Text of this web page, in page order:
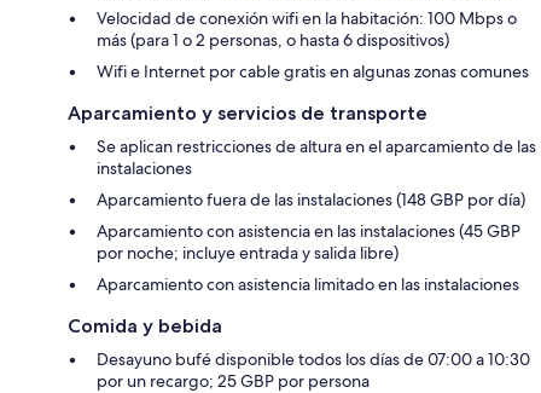
Velocidad de conexión wifi en la habitación: 100 Mbps o
más (para 1 o 2 personas, o hasta 6 dispositivos)
Wifi e Internet por cable gratis en algunas zonas comunes
Aparcamiento y servicios de transporte
Se aplican restricciones de altura en el aparcamiento de las
instalaciones
Aparcamiento fuera de las instalaciones (148 GBP por día)
Aparcamiento con asistencia en las instalaciones (45 GBP
por noche; incluye entrada y salida libre)
Aparcamiento con asistencia limitado en las instalaciones
Comida y bebida
Desayuno bufé disponible todos los días de 07:00 a 10:30
por un recargo; 25 GBP por persona